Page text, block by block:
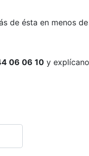
de ésta en menos
06 06 10 y